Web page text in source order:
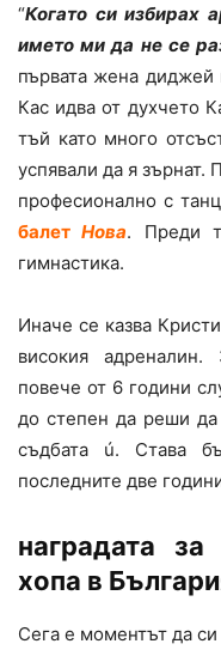
“Когато си избирах
името ми да не се
първата жена диджей
Кас идва от духчето
тъй като много
успявали да я зърнат.
професионално с
балетНова. Преди
гимнастика.
Иначе се казва
високия
повече от 6 години
до степен да реши
съдбата ú. Става
последните две
наградата
хопа в
Сега е моментът да